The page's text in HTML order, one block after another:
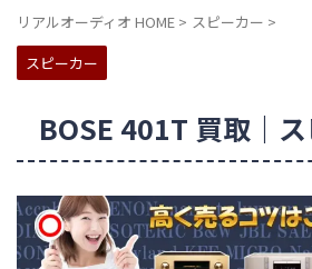
リアルオーディオ HOME > スピーカー >
スピーカー
BOSE 401T 買取｜